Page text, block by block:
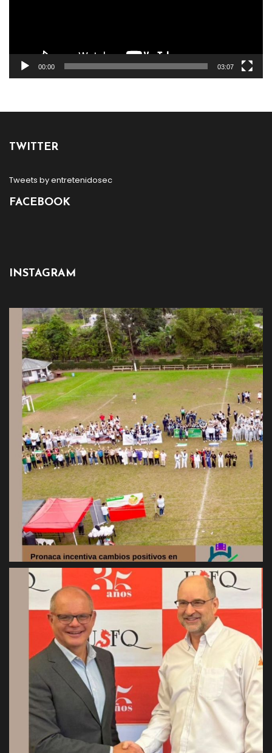
00:00 03:07
TWITTER
Tweets by entretenidosec
FACEBOOK
INSTAGRAM